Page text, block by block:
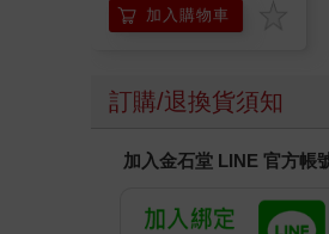
加入購物車
訂購/退換貨須知
加入金石堂 LINE 官方帳